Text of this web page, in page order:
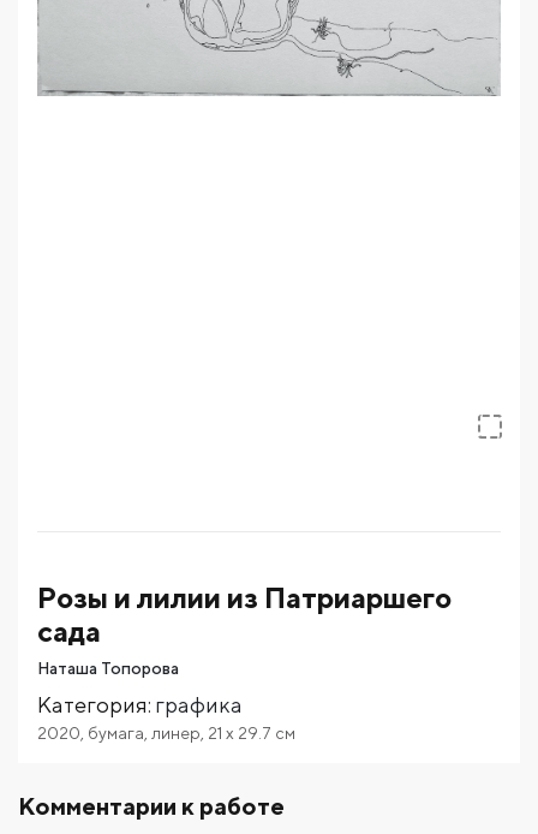
Розы и лилии из Патриаршего
сада
Наташа Топорова
Категория: графика
2020 бумага линер 21 x 29.7 см
Комментарии к работе